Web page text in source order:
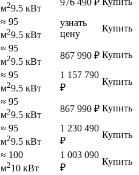
м29.5 кВт
≈ 95
м29.5 кВт
узнать
цену
Купить
≈ 95
м29.5 кВт
867 990 ₽ Купить
≈ 95
м29.5 кВт
1 157 790
₽
Купить
≈ 95
м29.5 кВт
867 990 ₽ Купить
≈ 95
м29.5 кВт
1 230 490
₽
Купить
≈ 100
м210 кВт
1 003 090
₽
Купить